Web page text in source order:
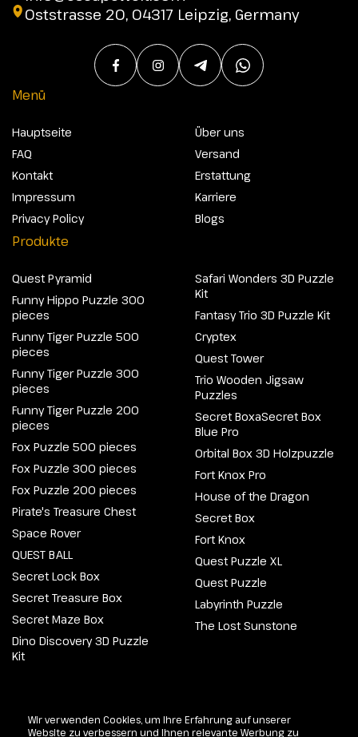
Oststrasse 20, 04317 Leipzig, Germany
Menü
Hauptseite
FAQ
Kontakt
Impressum
Privacy Policy
Über uns
Versand
Erstattung
Karriere
Blogs
Produkte
Quest Pyramid
Funny Hippo Puzzle 300
pieces
Funny Tiger Puzzle 500
pieces
Funny Tiger Puzzle 300
pieces
Funny Tiger Puzzle 200
pieces
Fox Puzzle 500 pieces
Fox Puzzle 300 pieces
Fox Puzzle 200 pieces
Pirate's Treasure Chest
Space Rover
QUEST BALL
Secret Lock Box
Secret Treasure Box
Secret Maze Box
Dino Discovery 3D Puzzle
Kit
Safari Wonders 3D Puzzle
Kit
Fantasy Trio 3D Puzzle Kit
Cryptex
Quest Tower
Trio Wooden Jigsaw
Puzzles
Secret BoxaSecret Box
Blue Pro
Orbital Box 3D Holzpuzzle
Fort Knox Pro
House of the Dragon
Secret Box
Fort Knox
Quest Puzzle XL
Quest Puzzle
Labyrinth Puzzle
The Lost Sunstone
Wir verwenden Cookies, um Ihre Erfahrung auf unserer
Website zu verbessern und Ihnen relevante Werbung zu